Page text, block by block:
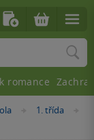
»
1. třída
romance